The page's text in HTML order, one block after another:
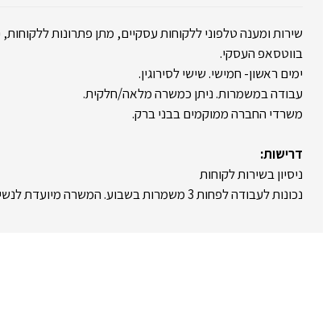
שירות ומענה טלפוני ללקוחות עסקיים, מתן פתרונות
בווטסאפ העסקי.
ימים ראשון- חמישי. שישי לסירוגין.
עבודה במשמרות. ניתן כמשרה מלאה/חלקית.
משרדי החברה ממוקמים בבני ברק.
דרישות:
ניסיון בשירות לקוחות
נכונות לעבודה לפחות 3 משמרות בשבוע. המשרה מיועדת לנשים ולגברים כאחד.